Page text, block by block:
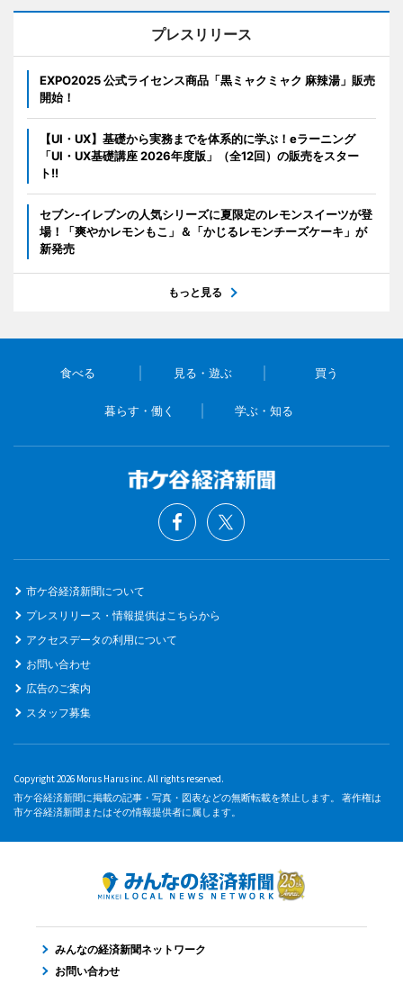
プレスリリース
EXPO2025 公式ライセンス商品「黒ミャクミャク 麻辣湯」販売
開始！
【UI・UX】基礎から実務までを体系的に学ぶ！eラーニング
「UI・UX基礎講座 2026年度版」（全12回）の販売をスター
ト!!
セブン‐イレブンの人気シリーズに夏限定のレモンスイーツが登
場！「爽やかレモンもこ」＆「かじるレモンチーズケーキ」が
新発売
もっと見る
食べる 見る・遊ぶ 買う
暮らす・働く 学ぶ・知る
市ケ谷経済新聞について
プレスリリース・情報提供はこちらから
アクセスデータの利用について
お問い合わせ
広告のご案内
スタッフ募集
Copyright 2026 Morus Harus inc. All rights reserved.
市ケ谷経済新聞に掲載の記事・写真・図表などの無断転載を禁止します。 著作権は
市ケ谷経済新聞またはその情報提供者に属します。
みんなの経済新聞ネットワーク
お問い合わせ